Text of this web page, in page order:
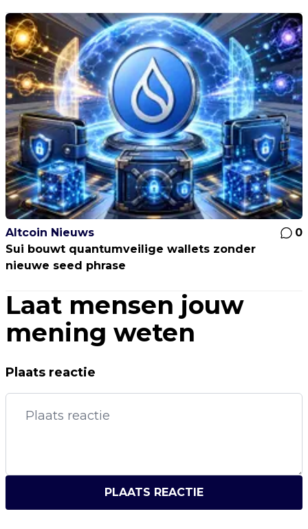
Altcoin Nieuws
0
Sui bouwt quantumveilige wallets zonder
nieuwe seed phrase
Laat mensen jouw
mening weten
Plaats reactie
PLAATS REACTIE